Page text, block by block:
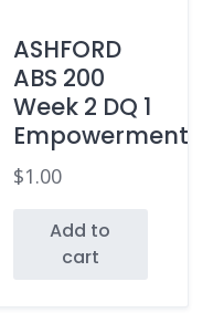
ASHFORD
ABS 200
Week 2 DQ 1
Empowerment
$1.00
Add to
cart